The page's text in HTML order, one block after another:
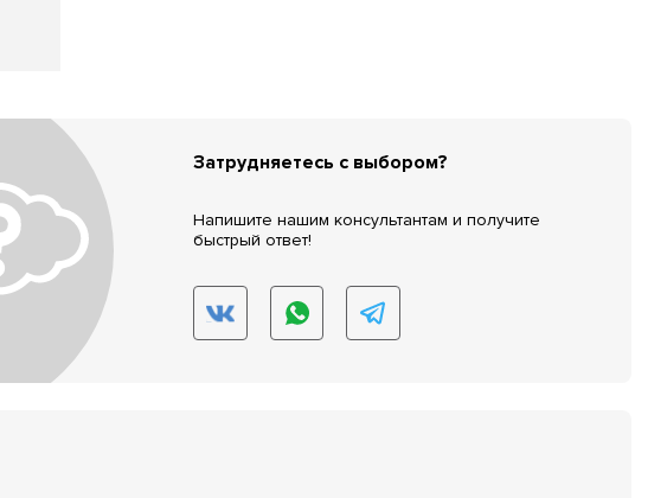
Затрудняетесь с выбором?
Напишите нашим консультантам и получите
быстрый ответ!